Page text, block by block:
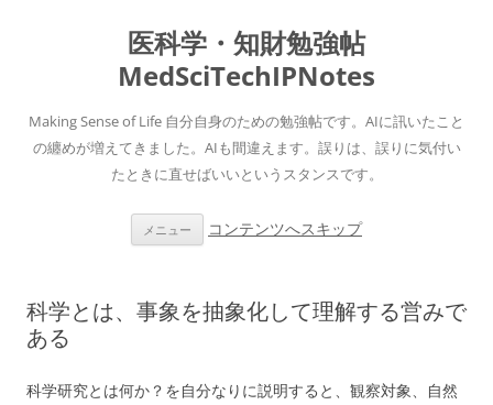
医科学・知財勉強帖
MedSciTechIPNotes
Making Sense of Life 自分自身のための勉強帖です。AIに訊いたこと
の纏めが増えてきました。AIも間違えます。誤りは、誤りに気付い
たときに直せばいいというスタンスです。
メニュー コンテンツへスキップ
科学とは、事象を抽象化して理解する営みで
ある
科学研究とは何か？を自分なりに説明すると、観察対象、自然